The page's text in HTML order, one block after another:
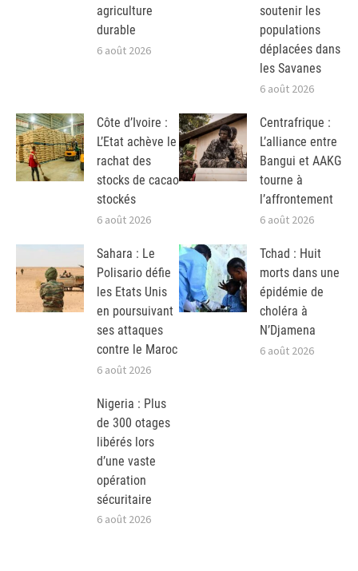
agriculture
durable
6 août 2026
soutenir les
populations
déplacées dans
les Savanes
6 août 2026
Côte d’Ivoire :
L’Etat achève le
rachat des
stocks de cacao
stockés
6 août 2026
Centrafrique :
L’alliance entre
Bangui et AAKG
tourne à
l’affrontement
6 août 2026
Sahara : Le
Polisario défie
les Etats Unis
en poursuivant
ses attaques
contre le Maroc
6 août 2026
Tchad : Huit
morts dans une
épidémie de
choléra à
N’Djamena
6 août 2026
Nigeria : Plus
de 300 otages
libérés lors
d’une vaste
opération
sécuritaire
6 août 2026